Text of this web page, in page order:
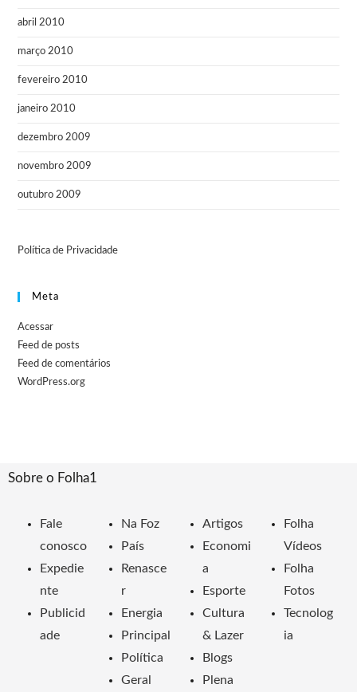
abril 2010
março 2010
fevereiro 2010
janeiro 2010
dezembro 2009
novembro 2009
outubro 2009
Política de Privacidade
Meta
Acessar
Feed de posts
Feed de comentários
WordPress.org
Sobre o Folha1
Fale
conosco
Expedie
nte
Publicid
ade
Na Foz
País
Renasce
r
Energia
Principal
Política
Geral
Artigos
Economi
a
Esporte
Cultura
& Lazer
Blogs
Plena
Folha
Vídeos
Folha
Fotos
Tecnolog
ia